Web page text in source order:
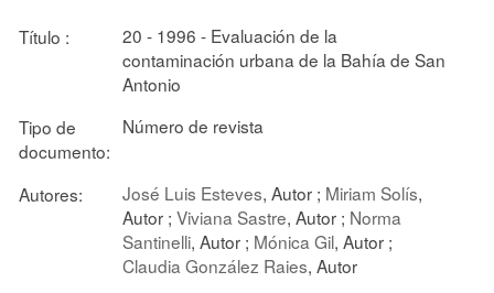
Título :
20 - 1996 - Evaluación de la
contaminación urbana de la Bahía de San
Antonio
Tipo de
documento:
Número de revista
Autores: José Luis Esteves, Autor ; Miriam Solís,
Autor ; Viviana Sastre, Autor ; Norma
Santinelli, Autor ; Mónica Gil, Autor ;
Claudia González Raies, Autor